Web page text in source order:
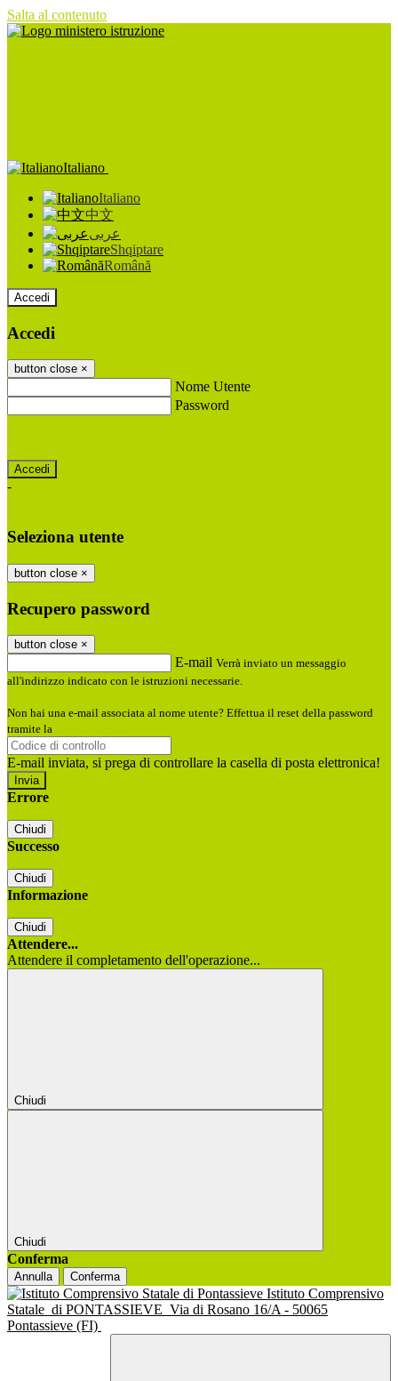
Salta al contenuto
Italiano
Italiano
中文
عربى
Shqiptare
Română
Accedi
Accedi
button close ×
Nome Utente
Password
-
Seleziona utente
button close ×
Recupero password
button close ×
E-mail Verrà inviato un messaggio
all'indirizzo indicato con le istruzioni necessarie.
Non hai una e-mail associata al nome utente? Effettua il reset della password
tramite la
E-mail inviata, si prega di controllare la casella di posta elettronica!
Errore
Chiudi
Successo
Chiudi
Informazione
Chiudi
Attendere...
Attendere il completamento dell'operazione...
Chiudi
Chiudi
Conferma
Annulla Conferma
Istituto Comprensivo
Statale di PONTASSIEVE Via di Rosano 16/A - 50065
Pontassieve (FI)